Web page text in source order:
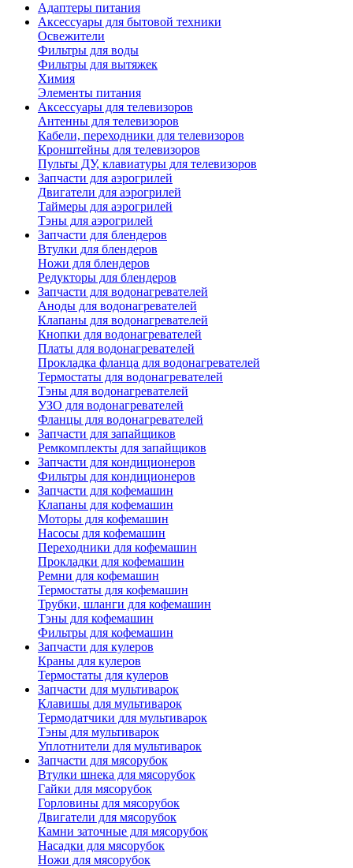
Адаптеры питания
Аксессуары для бытовой техники
Освежители
Фильтры для воды
Фильтры для вытяжек
Химия
Элементы питания
Аксессуары для телевизоров
Антенны для телевизоров
Кабели, переходники для телевизоров
Кронштейны для телевизоров
Пульты ДУ, клавиатуры для телевизоров
Запчасти для аэрогрилей
Двигатели для аэрогрилей
Таймеры для аэрогрилей
Тэны для аэрогрилей
Запчасти для блендеров
Втулки для блендеров
Ножи для блендеров
Редукторы для блендеров
Запчасти для водонагревателей
Аноды для водонагревателей
Клапаны для водонагревателей
Кнопки для водонагревателей
Платы для водонагревателей
Прокладка фланца для водонагревателей
Термостаты для водонагревателей
Тэны для водонагревателей
УЗО для водонагревателей
Фланцы для водонагревателей
Запчасти для запайщиков
Ремкомплекты для запайщиков
Запчасти для кондиционеров
Фильтры для кондиционеров
Запчасти для кофемашин
Клапаны для кофемашин
Моторы для кофемашин
Насосы для кофемашин
Переходники для кофемашин
Прокладки для кофемашин
Ремни для кофемашин
Термостаты для кофемашин
Трубки, шланги для кофемашин
Тэны для кофемашин
Фильтры для кофемашин
Запчасти для кулеров
Краны для кулеров
Термостаты для кулеров
Запчасти для мультиварок
Клавишы для мультиварок
Термодатчики для мультиварок
Тэны для мультиварок
Уплотнители для мультиварок
Запчасти для мясорубок
Втулки шнека для мясорубок
Гайки для мясорубок
Горловины для мясорубок
Двигатели для мясорубок
Камни заточные для мясорубок
Насадки для мясорубок
Ножи для мясорубок